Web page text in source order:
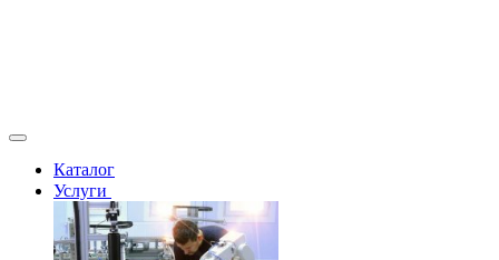
Каталог
Услуги